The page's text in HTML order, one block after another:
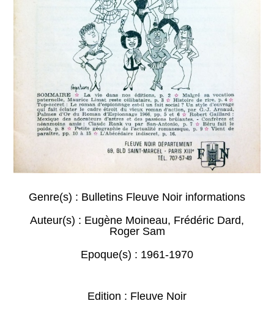
Genre(s) : Bulletins Fleuve Noir informations
Auteur(s) : Eugène Moineau, Frédéric Dard,
Roger Sam
Epoque(s) : 1961-1970
Edition : Fleuve Noir